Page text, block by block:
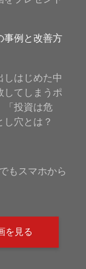
事例と改善方
しはじめた中
してしまうポ
「投資は危
穴とは？
もスマホから
を見る